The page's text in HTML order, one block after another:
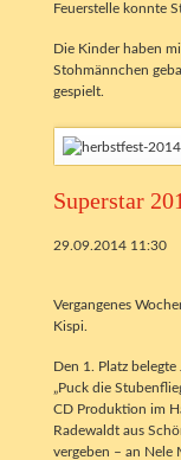
Feuerstelle konnte
Die Kinder haben
Stohmännchen
gespielt.
Superstar
29.09.2014 11:30
Vergangenes
Kispi.
Den 1. Platz
„Puck die
CD Produktion im
Radewaldt aus
vergeben – an Nele